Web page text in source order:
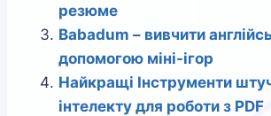
резюме
Babadum – вивчити
допомогою міні-ігор
Найкращі Інструменти
інтелекту для роботи з PDF